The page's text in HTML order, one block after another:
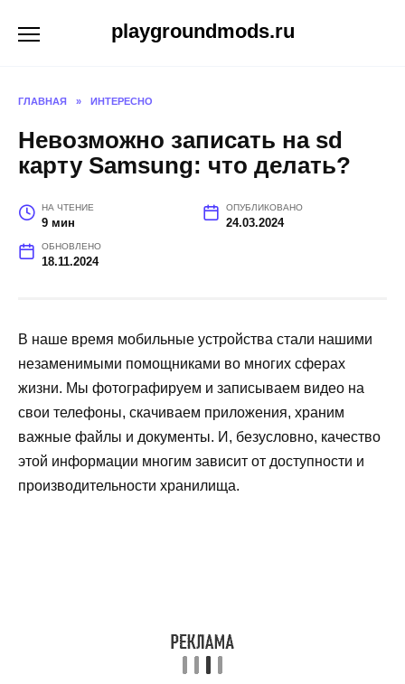
playgroundmods.ru
ГЛАВНАЯ » ИНТЕРЕСНО
Невозможно записать на sd
карту Samsung: что делать?
НА ЧТЕНИЕ
9 мин
ОПУБЛИКОВАНО
24.03.2024
ОБНОВЛЕНО
18.11.2024
В наше время мобильные устройства стали нашими
незаменимыми помощниками во многих сферах
жизни. Мы фотографируем и записываем видео на
свои телефоны, скачиваем приложения, храним
важные файлы и документы. И, безусловно, качество
этой информации многим зависит от доступности и
производительности хранилища.